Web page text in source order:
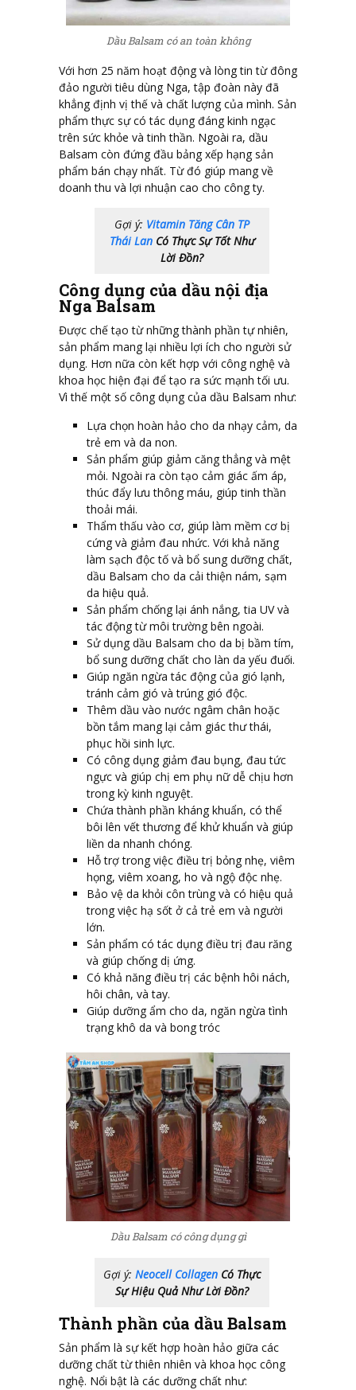
Dầu Balsam có an toàn không
Với hơn 25 năm hoạt động và lòng tin từ đông
đảo người tiêu dùng Nga, tập đoàn này đã
khẳng định vị thế và chất lượng của mình. Sản
phẩm thực sự có tác dụng đáng kinh ngạc
trên sức khỏe và tinh thần. Ngoài ra, dầu
Balsam còn đứng đầu bảng xếp hạng sản
phẩm bán chạy nhất. Từ đó giúp mang về
doanh thu và lợi nhuận cao cho công ty.
Gợi ý: Vitamin Tăng Cân TP
Thái LanCó Thực Sự Tốt Như
Lời Đồn?
Công dụng của dầu nội địa
Nga Balsam
Được chế tạo từ những thành phần tự nhiên,
sản phẩm mang lại nhiều lợi ích cho người sử
dụng. Hơn nữa còn kết hợp với công nghệ và
khoa học hiện đại để tạo ra sức mạnh tối ưu.
Vì thế một số công dụng của dầu Balsam như:
Lựa chọn hoàn hảo cho da nhạy cảm, da
trẻ em và da non.
Sản phẩm giúp giảm căng thẳng và mệt
mỏi. Ngoài ra còn tạo cảm giác ấm áp,
thúc đẩy lưu thông máu, giúp tinh thần
thoải mái.
Thẩm thấu vào cơ, giúp làm mềm cơ bị
cứng và giảm đau nhức. Với khả năng
làm sạch độc tố và bổ sung dưỡng chất,
dầu Balsam cho da cải thiện nám, sạm
da hiệu quả.
Sản phẩm chống lại ánh nắng, tia UV và
tác động từ môi trường bên ngoài.
Sử dụng dầu Balsam cho da bị bầm tím,
bổ sung dưỡng chất cho làn da yếu đuối.
Giúp ngăn ngừa tác động của gió lạnh,
tránh cảm gió và trúng gió độc.
Thêm dầu vào nước ngâm chân hoặc
bồn tắm mang lại cảm giác thư thái,
phục hồi sinh lực.
Có công dụng giảm đau bụng, đau tức
ngực và giúp chị em phụ nữ dễ chịu hơn
trong kỳ kinh nguyệt.
Chứa thành phần kháng khuẩn, có thể
bôi lên vết thương để khử khuẩn và giúp
liền da nhanh chóng.
Hỗ trợ trong việc điều trị bỏng nhẹ, viêm
họng, viêm xoang, ho và ngộ độc nhẹ.
Bảo vệ da khỏi côn trùng và có hiệu quả
trong việc hạ sốt ở cả trẻ em và người
lớn.
Sản phẩm có tác dụng điều trị đau răng
và giúp chống dị ứng.
Có khả năng điều trị các bệnh hôi nách,
hôi chân, và tay.
Giúp dưỡng ẩm cho da, ngăn ngừa tình
trạng khô da và bong tróc
Dầu Balsam có công dụng gì
Gợi ý: Neocell Collagen Có Thực
Sự Hiệu Quả Như Lời Đồn?
Thành phần của dầu Balsam
Sản phẩm là sự kết hợp hoàn hảo giữa các
dưỡng chất từ thiên nhiên và khoa học công
nghệ. Nổi bật là các dưỡng chất như: